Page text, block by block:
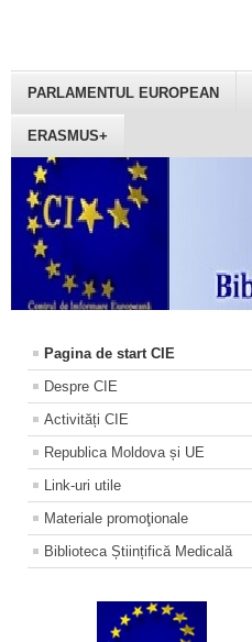
PARLAMENTUL EUROPEAN
ERASMUS+
Pagina de start CIE
Despre CIE
Activități CIE
Republica Moldova și UE
Link-uri utile
Materiale promoţionale
Biblioteca Științifică Medicală